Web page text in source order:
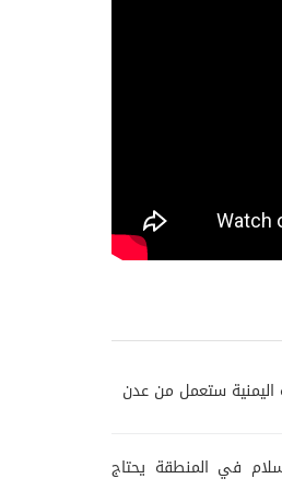
اليمنية ستعمل من عدن
في المنطقة يحتاج